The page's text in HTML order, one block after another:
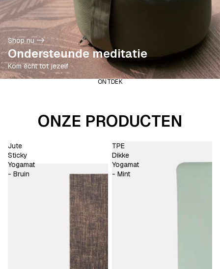
Shop nu ->
Ondersteunde meditatie
Kom écht tot jezelf
ONTDEK
ONZE PRODUCTEN
Jute
Sticky
Yogamat
- Bruin
TPE
Dikke
Yogamat
- Mint